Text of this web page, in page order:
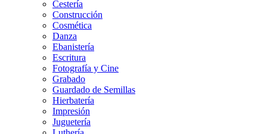
Cestería
Construcción
Cosmética
Danza
Ebanistería
Escritura
Fotografía y Cine
Grabado
Guardado de Semillas
Hierbatería
Impresión
Juguetería